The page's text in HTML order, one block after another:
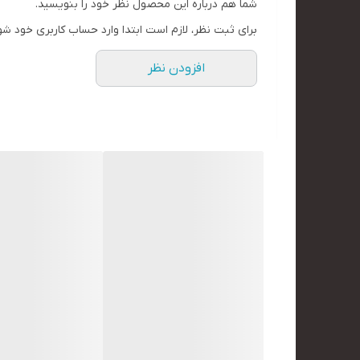
شما هم درباره این محصول نظر خود را بنویسید.
برای ثبت نظر، لازم است ابتدا وارد حساب کاربری خود
افزودن نظر